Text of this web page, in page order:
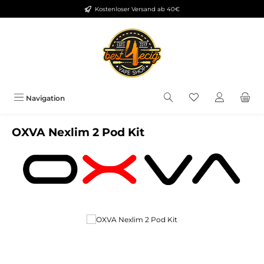
Zum Hauptinhalt springenKostenloser Versand ab 40€
Navigation Du hast 0
OXVA Nexlim 2 Pod Kit
Bildergalerie überspringen